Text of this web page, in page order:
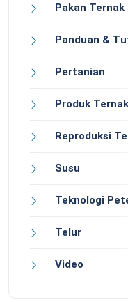
Pakan Ternak
Panduan &
Pertanian
Produk Ternak
Reproduksi
Susu
Teknologi
Telur
Video